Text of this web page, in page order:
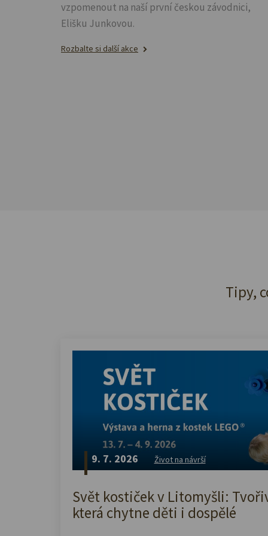
vzpomenout na naší první českou závodnici,
Elišku Junkovou.
Rozbalte si další akce
Tipy,
9. 7. 2026 Život na návrší
Svět kostiček v Litomyšli:
která chytne děti i dospělé